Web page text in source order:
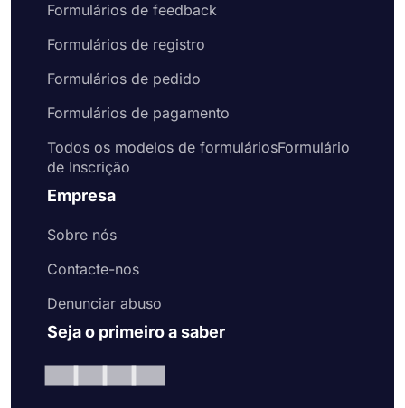
Formulários de feedback
Formulários de registro
Formulários de pedido
Formulários de pagamento
Todos os modelos de formuláriosFormulário
de Inscrição
Empresa
Sobre nós
Contacte-nos
Denunciar abuso
Seja o primeiro a saber